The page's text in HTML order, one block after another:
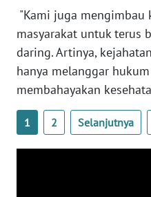
"Kami juga mengimbau
masyarakat untuk terus
daring. Artinya,
hanya melanggar
membahayakan
1 2 Selanjutnya
WN
PAPUA
BARAT
WN
RIAU
WN